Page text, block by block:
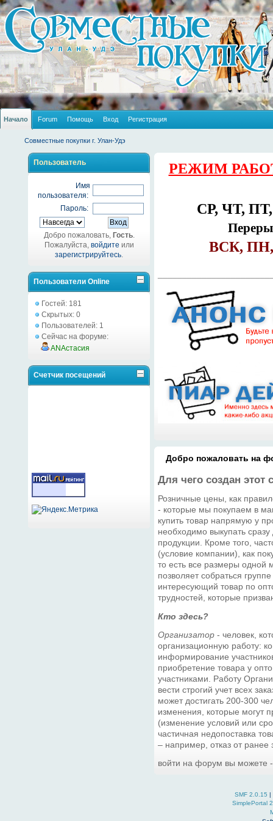
Начало Forum Помощь Вход Регистрация
Совместные покупки г. Улан-Удэ
Пользователь
Имя
пользователя:
Пароль:
Добро пожаловать, Гость.
Пожалуйста, войдитеили
зарегистрируйтесь.
Пользователи Online
Гостей: 181
Скрытых: 0
Пользователей: 1
Сейчас на форуме:
ANAстасия
Счетчик посещений
РЕЖИМ
СР, ЧТ,
ВСК, ПН,
Добро пожаловать на
Для чего создан этот
Розничные цены, как
- которые мы покупаем в
купить товар напрямую у
необходимо выкупать
продукции. Кроме того,
(условие компании), как
то есть все размеры одной
позволяет собраться
интересующий товар по
трудностей, которые
Кто здесь?
Организатор - человек,
организационную работу:
информирование
приобретение товара у
участниками. Работу
вести строгий учет всех
может достигать 200-300
изменения, которые могут
(изменение условий или
частичная недопоставка
– например, отказ от ранее
войти на форум вы можете
SMF 2.0.15 |
SimplePortal